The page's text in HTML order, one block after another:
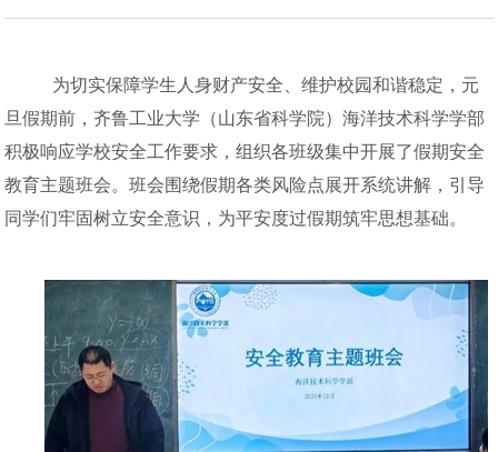
为切实保障学生人身财产安全、维护校园和谐稳定，元
旦假期前，齐鲁工业大学（山东省科学院）海洋技术科学学部
积极响应学校安全工作要求，组织各班级集中开展了假期安全
教育主题班会。班会围绕假期各类风险点展开系统讲解，引导
同学们牢固树立安全意识，为平安度过假期筑牢思想基础。